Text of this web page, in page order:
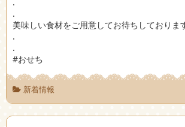
.
.
美味しい食材をご用意してお待ちしておりま
.
.
#おせち
新着情報